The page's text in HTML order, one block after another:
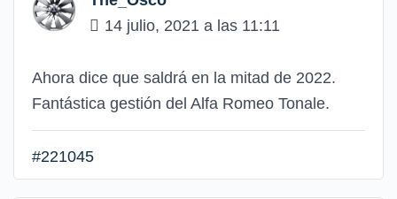
14 julio, 2021 a las 11:11
Ahora dice que saldrá en la mitad de 2022.
Fantástica gestión del Alfa Romeo Tonale.
#221045